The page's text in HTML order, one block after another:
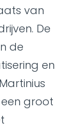
van
De
de
en
groot